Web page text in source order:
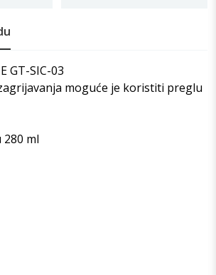
GT-SIC-03
moguće je koristiti preglu
ml